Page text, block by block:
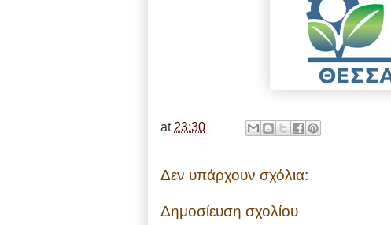
at 23:30
Δεν υπάρχουν σχόλια:
Δημοσίευση σχολίου